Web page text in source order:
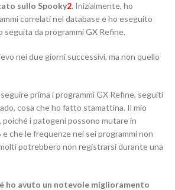
sullo Spooky2. Inizialmente, ho
correlati nel database e ho eseguito
seguita da programmi GX Refine.
nei due giorni successivi, ma non quello
prima i programmi GX Refine, seguiti
cosa che ho fatto stamattina. Il mio
poiché i patogeni possono mutare in
e che le frequenze nei sei programmi non
potrebbero non registrarsi durante una
ho avuto un notevole miglioramento